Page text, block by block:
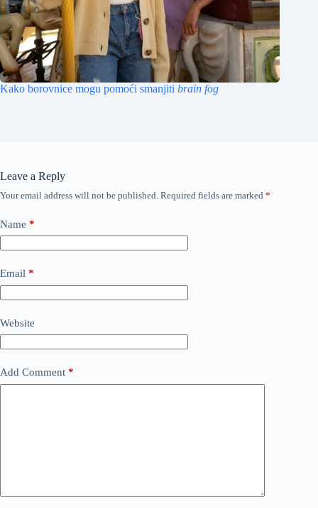
Kako borovnice mogu pomoći smanjiti brain fog
Leave a Reply
Your email address will not be published. Required fields are marked *
Name *
Email *
Website
Add Comment *